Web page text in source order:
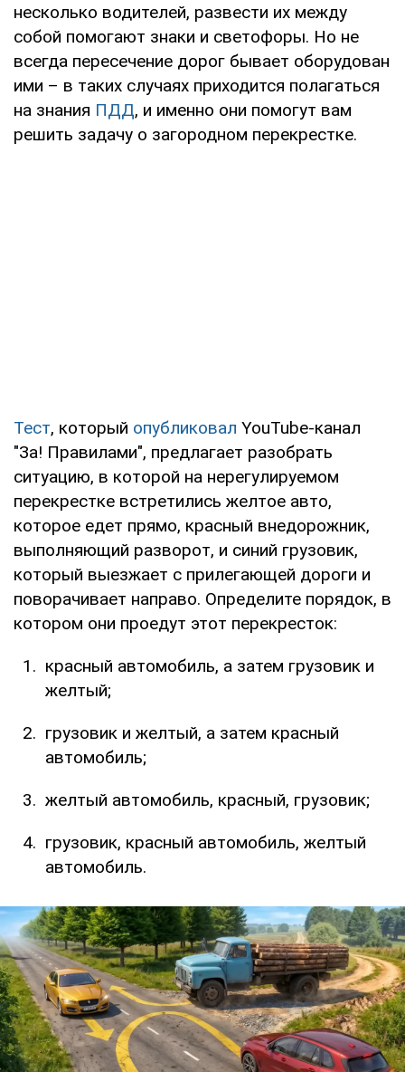
несколько водителей, развести их между
собой помогают знаки и светофоры. Но не
всегда пересечение дорог бывает оборудован
ими – в таких случаях приходится полагаться
на знания ПДД, и именно они помогут вам
решить задачу о загородном перекрестке.
Тест, который опубликовал YouTube-канал
"За! Правилами", предлагает разобрать
ситуацию, в которой на нерегулируемом
перекрестке встретились желтое авто,
которое едет прямо, красный внедорожник,
выполняющий разворот, и синий грузовик,
который выезжает с прилегающей дороги и
поворачивает направо. Определите порядок, в
котором они проедут этот перекресток:
красный автомобиль, а затем грузовик и
желтый;
грузовик и желтый, а затем красный
автомобиль;
желтый автомобиль, красный, грузовик;
грузовик, красный автомобиль, желтый
автомобиль.